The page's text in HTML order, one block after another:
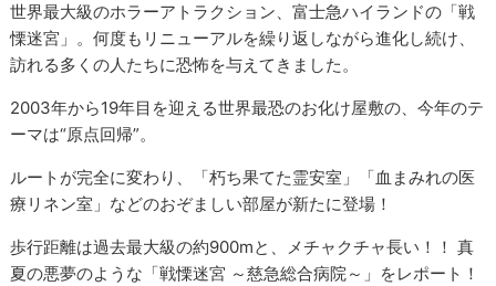
世界最大級のホラーアトラクション、富士急ハイランドの「戦
慄迷宮」。何度もリニューアルを繰り返しながら進化し続け、
訪れる多くの人たちに恐怖を与えてきました。
2003年から19年目を迎える世界最恐のお化け屋敷の、今年のテ
ーマは“原点回帰”。
ルートが完全に変わり、「朽ち果てた霊安室」「血まみれの医
療リネン室」などのおぞましい部屋が新たに登場！
歩行距離は過去最大級の約900mと、メチャクチャ長い！！ 真
夏の悪夢のような「戦慄迷宮 ～慈急総合病院～」をレポート！